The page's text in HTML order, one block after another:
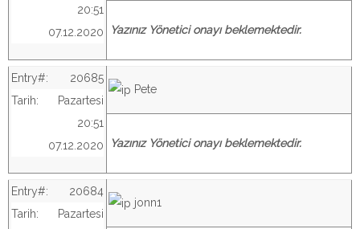
20:51
07.12.2020
Yazınız Yönetici onayı beklemektedir.
Entry#:
20685
Tarih:
Pazartesi
20:51
07.12.2020
Pete
Yazınız Yönetici onayı beklemektedir.
Entry#:
20684
Tarih:
Pazartesi
jonn1